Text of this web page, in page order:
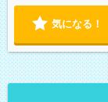
気になる！